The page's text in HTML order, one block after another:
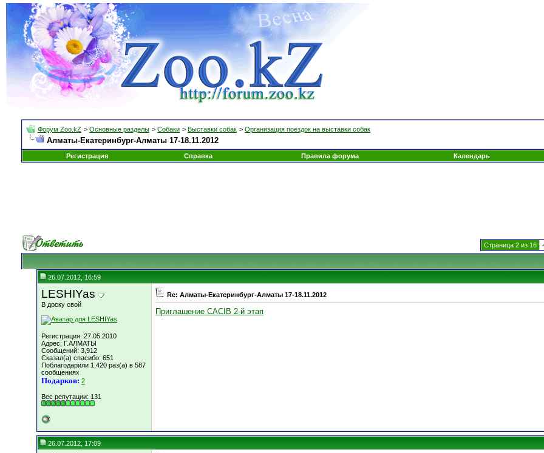
Форум Zoo.kZ > Основные разделы > Собаки > Выставки собак > Организация поездок на выставки собак
Алматы-Екатеринбург-Алматы 17-18.11.2012
Регистрация Справка Правила форума Календарь
Страница 2 из 16
26.07.2012, 16:59
LESHIYas
В доску свой
Регистрация: 27.05.2010
Адрес: Г.АЛМАТЫ
Сообщений: 3,912
Сказал(а) спасибо: 651
Поблагодарили 1,420 раз(а) в 587
сообщениях
Подарков: 2
Вес репутации: 131
Re: Алматы-Екатеринбург-Алматы 17-18.11.2012
Приглашение СACIB 2-й этап
26.07.2012, 17:09